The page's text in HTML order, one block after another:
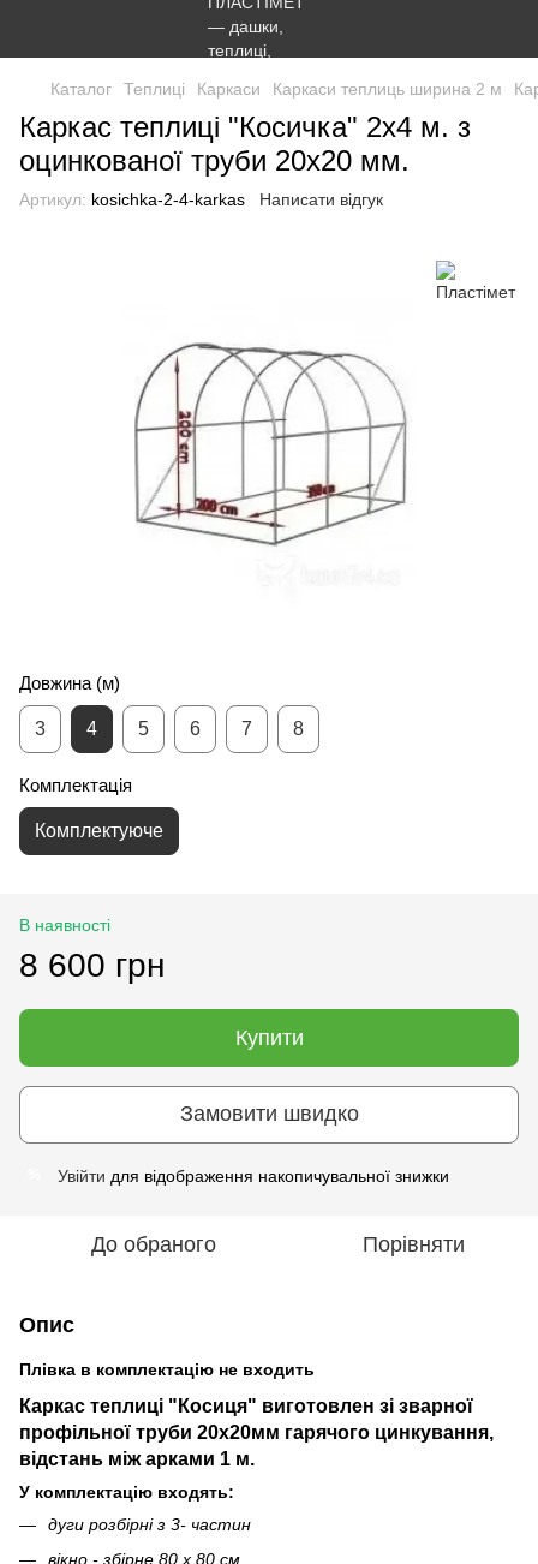
Каталог Теплиці Каркаси Каркаси теплиць ширина 2 м
Каркас теплиці "Косичка" 2х4 м. з
оцинкованої труби 20х20 мм.
Артикул: kosichka-2-4-karkas Написати відгук
Довжина (м)
3 4 5 6 7 8
Комплектація
Комплектуюче
В наявності
8 600 грн
Купити
Замовити швидко
Увійти для відображення накопичувальної знижки
До обраного Порівняти
Опис
Плівка в комплектацію не входить
Каркас теплиці "Косиця" виготовлен зі зварної
профільної труби 20х20мм гарячого цинкування,
відстань між арками 1 м.
У комплектацію входять:
дуги розбірні з 3- частин
вікно - збірне 80 х 80 см